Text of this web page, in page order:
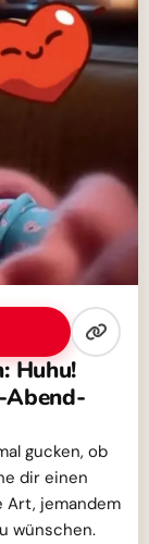
Huhu!
Abend-
gucken, ob
dir einen
Art, jemandem
wünschen.